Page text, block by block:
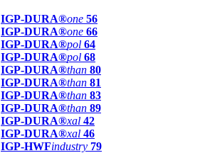
IGP-DURA®one 56
IGP-DURA®one 66
IGP-DURA®pol 64
IGP-DURA®pol 68
IGP-DURA®than 80
IGP-DURA®than 81
IGP-DURA®than 83
IGP-DURA®than 89
IGP-DURA®xal 42
IGP-DURA®xal 46
IGP-HWFindustry 79